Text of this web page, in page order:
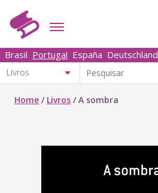
Brasil Portugal España Deutschland
Home / Livros /A sombra